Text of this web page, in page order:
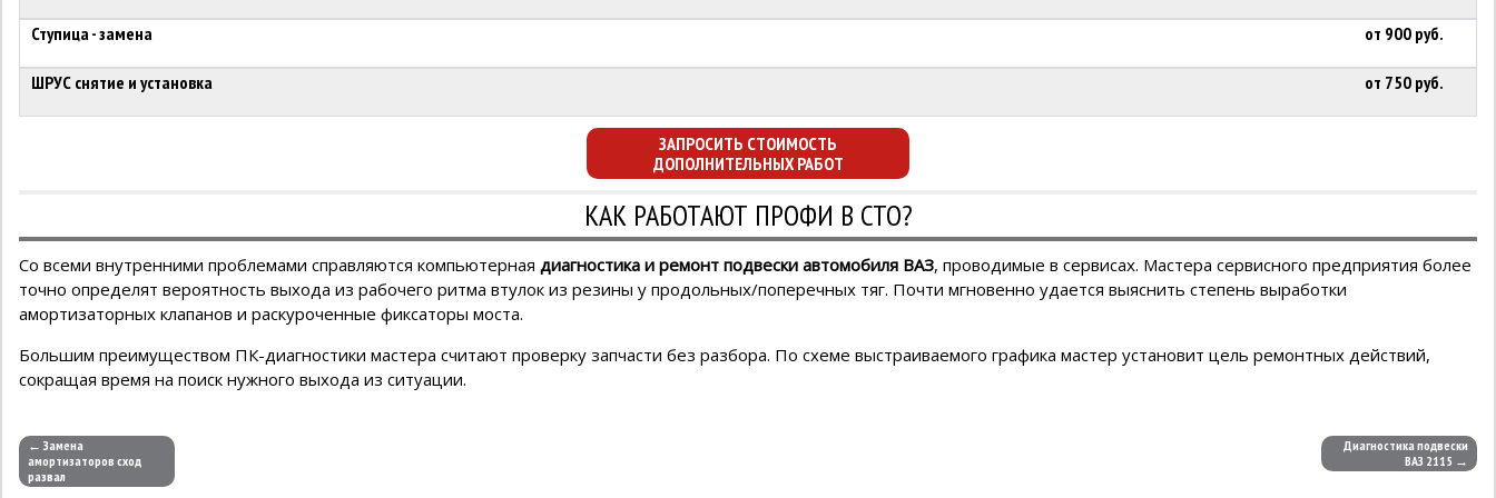
Ступица - замена от 900 руб.
ШРУС снятие и установка от 750 руб.
ЗАПРОСИТЬ СТОИМОСТЬ
ДОПОЛНИТЕЛЬНЫХ РАБОТ
КАК РАБОТАЮТ ПРОФИ В СТО?
Со всеми внутренними проблемами справляются компьютерная диагностика и ремонт подвески автомобиля ВАЗ, проводимые в сервисах. Мастера сервисного предприятия более
точно определят вероятность выхода из рабочего ритма втулок из резины у продольных/поперечных тяг. Почти мгновенно удается выяснить степень выработки
амортизаторных клапанов и раскуроченные фиксаторы моста.
Большим преимуществом ПК-диагностики мастера считают проверку запчасти без разбора. По схеме выстраиваемого графика мастер установит цель ремонтных действий,
сокращая время на поиск нужного выхода из ситуации.
← Замена
амортизаторов сход
развал
Диагностика подвески
ВАЗ 2115 →